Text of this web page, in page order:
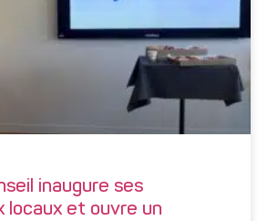
inaugure ses
locaux et ouvre un